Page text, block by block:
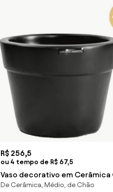
R$ 256,5
ou 4 tempo de R$ 67,5
Vaso decorativo em Cerâmica
Haveroth - Borboleta Fosco
De Cerâmica, Médio, de Chão